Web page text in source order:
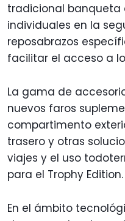
tradicional banqueta
individuales en la
reposabrazos
facilitar el acceso a
La gama de
nuevos faros
compartimento
trasero y otras
viajes y el uso
para el Trophy Edition.
En el ámbito